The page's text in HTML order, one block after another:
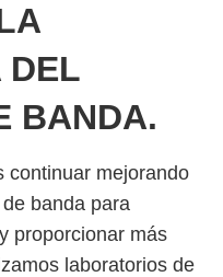
DEL
BANDA.
continuar mejorando
banda para
proporcionar más
laboratorios de